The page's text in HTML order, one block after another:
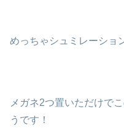
めっちゃシュミレーショ
メガネ2つ置いただけで
うです！